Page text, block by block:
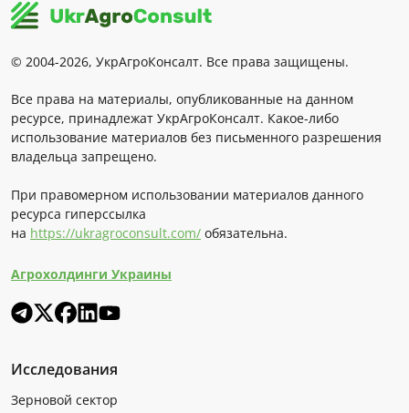
© 2004-2026, УкрАгроКонсалт. Все права защищены.
Все права на материалы, опубликованные на данном
ресурсе, принадлежат УкрАгроКонсалт. Какое-либо
использование материалов без письменного разрешения
владельца запрещено.
При правомерном использовании материалов данного
ресурса гиперссылка
на https://ukragroconsult.com/ обязательна.
Агрохолдинги Украины
Исследования
Зерновой сектор